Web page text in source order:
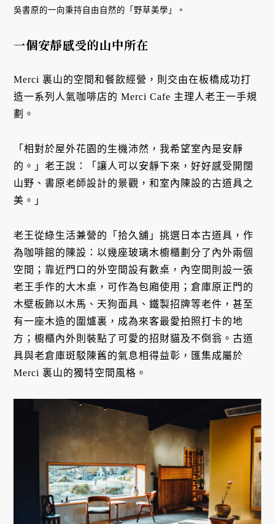
吳書原的一向秉持自由自然的「野草美學」。
一個安靜感受的山中所在
Merci 裏山的空間和餐飲經營，則交由在板橋成功打
造一系列人氣咖啡店的 Merci Cafe 主理人老王一手規
劃。
「相對於屋外花園的生機沛然，我希望室內是安靜
的。」老王說：「讓人可以安靜下來，好好感受開闊
山野、書原老師設計的景觀，和室內陳設的古道具之
美。」
老王從綠生活兼營的「拾久舖」挑選日本古道具，作
為咖啡館的陳設：以幾座玻璃木櫥櫃劃分了內外兩個
空間；靠近門口的外空間設有數桌，內空間則設一張
老王手作的大木桌，可作為包廂使用；倉庫原正門的
木壁板飾以木馬、天狗面具、鐵製招牌等老件，甚至
有一座木造的圍爐裏，成為來客最愛拍照打卡的地
方；櫥櫃內外則裝點了可愛的招財貓及不倒翁。古道
具與老倉庫斑駁陳舊的氣息相得益彰，匯集成屬於
Merci 裏山的獨特空間風格。